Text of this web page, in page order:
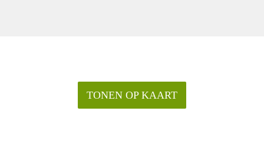
TONEN OP KAART